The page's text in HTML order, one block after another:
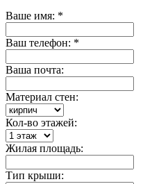
Ваше имя: *
Ваш телефон: *
Ваша почта:
Материал стен:
Кол-во этажей:
Жилая площадь:
Тип крыши: